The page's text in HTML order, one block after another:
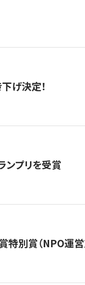
げ決定！
ンプリを受賞
別賞（NPO運